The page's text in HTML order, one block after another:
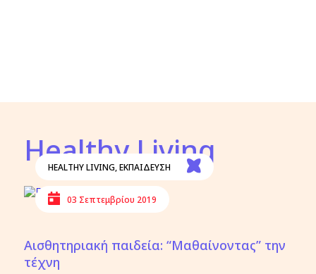
Healthy Living
HEALTHY LIVING,ΕΚΠΑΙΔΕΥΣΗ
03 Σεπτεμβρίου 2019
Αισθητηριακή παιδεία: “Μαθαίνοντας” την
τέχνη